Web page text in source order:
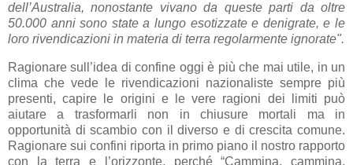
dell’Australia, nonostante vivano da queste parti da oltre
50.000 anni sono state a lungo esotizzate e denigrate, e le
loro rivendicazioni in materia di terra regolarmente ignorate".
Ragionare sull’idea di confine oggi è più che mai utile, in un
clima che vede le rivendicazioni nazionaliste sempre più
presenti, capire le origini e le vere ragioni dei limiti può
aiutare a trasformarli non in chiusure mortali ma in
opportunità di scambio con il diverso e di crescita comune.
Ragionare sui confini riporta in primo piano il nostro rapporto
con la terra e l’orizzonte, perché “Cammina, cammina,